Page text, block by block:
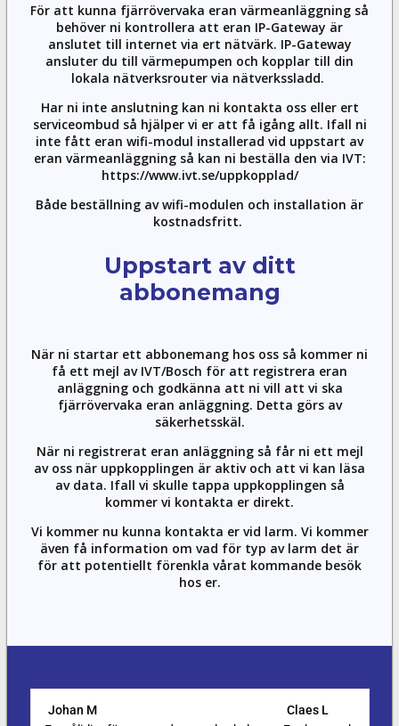
För att kunna fjärrövervaka eran värmeanläggning så
behöver ni kontrollera att eran IP-Gateway är
anslutet till internet via ert nätvärk. IP-Gateway
ansluter du till värmepumpen och kopplar till din
lokala nätverksrouter via nätverkssladd.
Har ni inte anslutning kan ni kontakta oss eller ert
serviceombud så hjälper vi er att få igång allt. Ifall ni
inte fått eran wifi-modul installerad vid uppstart av
eran värmeanläggning så kan ni beställa den via IVT:
https://www.ivt.se/uppkopplad/
Både beställning av wifi-modulen och installation är
kostnadsfritt.
Uppstart av ditt
abbonemang
När ni startar ett abbonemang hos oss så kommer ni
få ett mejl av IVT/Bosch för att registrera eran
anläggning och godkänna att ni vill att vi ska
fjärrövervaka eran anläggning. Detta görs av
säkerhetsskäl.
När ni registrerat eran anläggning så får ni ett mejl
av oss när uppkopplingen är aktiv och att vi kan läsa
av data. Ifall vi skulle tappa uppkopplingen så
kommer vi kontakta er direkt.
Vi kommer nu kunna kontakta er vid larm. Vi kommer
även få information om vad för typ av larm det är
för att potentiellt förenkla vårat kommande besök
hos er.